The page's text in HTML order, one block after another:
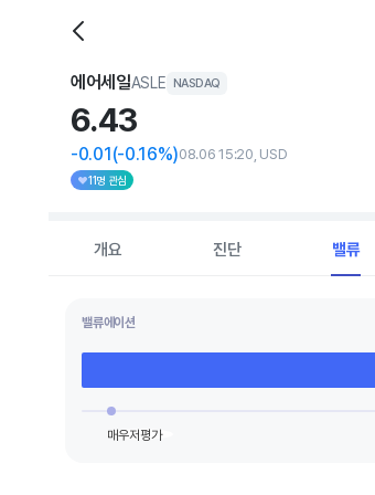
에어세일ASLE NASDAQ
6.43
-0.01(-0.16%)08.06 15:20, USD
11명 관심
개요 진단 밸류
밸류에이션